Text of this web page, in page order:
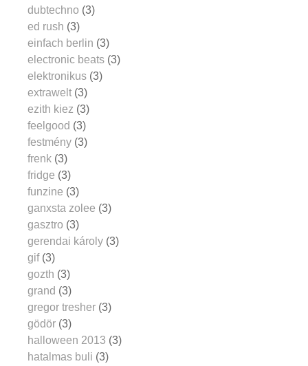
dubtechno (3)
ed rush (3)
einfach berlin (3)
electronic beats (3)
elektronikus (3)
extrawelt (3)
ezith kiez (3)
feelgood (3)
festmény (3)
frenk (3)
fridge (3)
funzine (3)
ganxsta zolee (3)
gasztro (3)
gerendai károly (3)
gif (3)
gozth (3)
grand (3)
gregor tresher (3)
gödör (3)
halloween 2013 (3)
hatalmas buli (3)